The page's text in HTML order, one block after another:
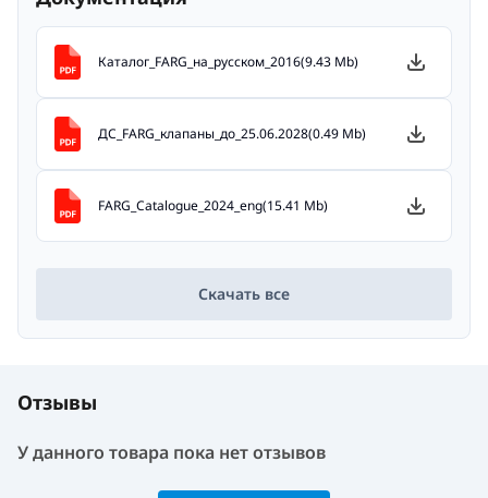
Каталог_FARG_на_русском_2016(9.43 Mb)
ДС_FARG_клапаны_до_25.06.2028(0.49 Mb)
FARG_Catalogue_2024_eng(15.41 Mb)
Скачать все
Отзывы
У данного товара пока нет отзывов